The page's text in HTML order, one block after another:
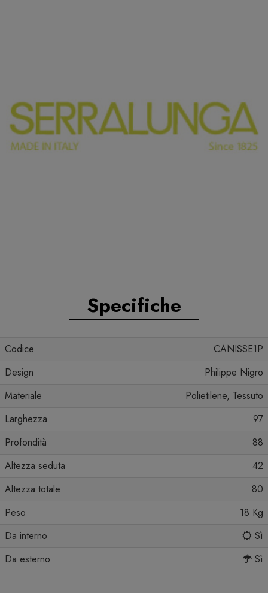
Specifiche
Codice
CANISSE1P
Design
Philippe Nigro
Materiale
Polietilene, Tessuto
Larghezza
97
Profondità
88
Altezza seduta
42
Altezza totale
80
Peso
18 Kg
Da interno
Sì
Da esterno
Sì